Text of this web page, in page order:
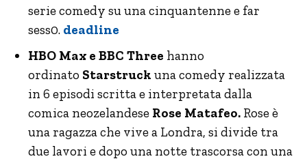
serie comedy su una cinquantenne e far
sess0. deadline
HBO Max e BBC Three hanno
ordinato Starstruck una comedy realizzata
in 6 episodi scritta e interpretata dalla
comica neozelandese Rose Matafeo. Rose è
una ragazza che vive a Londra, si divide tra
due lavori e dopo una notte trascorsa con una